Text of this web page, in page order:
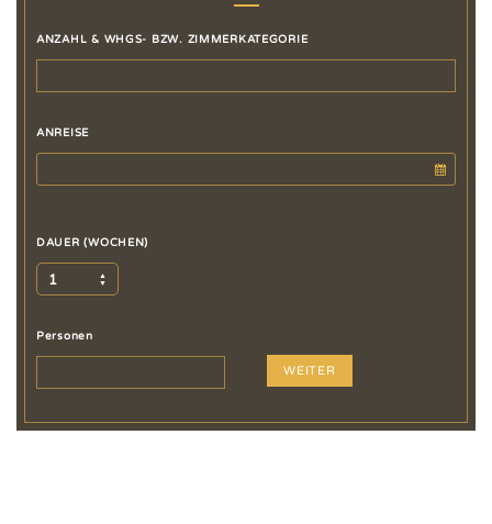
ANZAHL & WHGS- BZW. ZIMMERKATEGORIE
ANREISE
DAUER (WOCHEN)
1
Personen
WEITER